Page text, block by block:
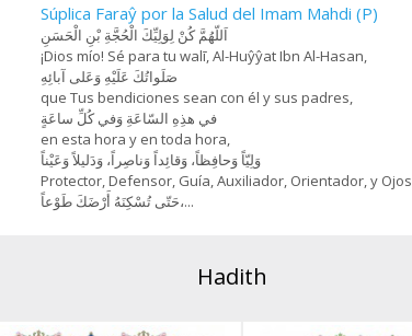
Súplica Faraŷ por la Salud del Imam Mahdi (P)
اَللّهُمَّ كُنْ لِوَلِيِّكَ الْحُجَّةِ بْنِ الْحَسَنِ
¡Dios mío! Sé para tu walī, Al-Huŷŷat Ibn Al-Hasan,
صَلَواتُكَ عَلَيْهِ وَعَلى آبائِهِ
que Tus bendiciones sean con él y sus padres,
في هذِهِ السّاعَةِ وَفي كُلِّ ساعَةٍ
en esta hora y en toda hora,
وَلِيّاً وَحافِظاً، وَقائِداً ‏وَناصِراً، وَدَليلاً وَعَيْناً
Protector, Defensor, Guía, Auxiliador, Orientador, y Ojos,
حَتّى تُسْكِنَهُ أَرْضَكَ طَوْعاً،...
Hadith